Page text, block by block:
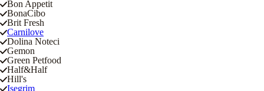
Bon Appetit
BonaCibo
Brit Fresh
Carnilove
Dolina Noteci
Gemon
Green Petfood
Half&Half
Hill's
Isegrim